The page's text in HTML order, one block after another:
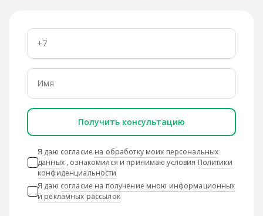
Получить консультацию
Я даю согласие на обработку моих персональных
данных, ознакомился и принимаю условия Политики
конфиденциальности
Я даю согласие на получение мною информационных
и рекламных рассылок